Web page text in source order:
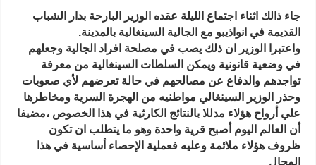
جاء ذالك اثناء اجتماع الليلة عقده الوزير البارحة بدار الشباب
القديمة في انواذيبو مع الجالية السينغالية بالمدينة.
واعتبرا الوزير ان ذلك يصب في مصلحة افراد الجالية وجعلهم
في وضعية قانونية ويمكن السلطات السينغالية من معرفة
تواجدهم والدفاع عن مصالحهم في حالة تعرضهم لأي صعوبات
وحذر الوزير السينغالي مواطنيه من الهجرة السرية ومخاطرها
علي أرواح هؤلاء مدللا بالنتائج الكارثية في هذا الخصوص ،مضيفا
أن العالم اليوم أصبح قرية واحدة وهو ما يتطلب ان تكون
ظروف هؤلاء ملائمة وعليه فعملية الإحصاء أساسية في هذا
المجال